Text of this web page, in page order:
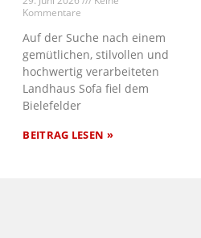
Kommentare
Auf der Suche nach einem
gemütlichen, stilvollen und
hochwertig verarbeiteten
Landhaus Sofa fiel dem
Bielefelder
BEITRAG LESEN »